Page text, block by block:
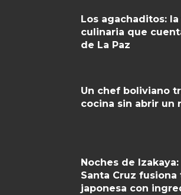
Los agachaditos:
culinaria que
de La Paz
Un chef boliviano
cocina sin abrir un
Noches de
Santa Cruz
japonesa con